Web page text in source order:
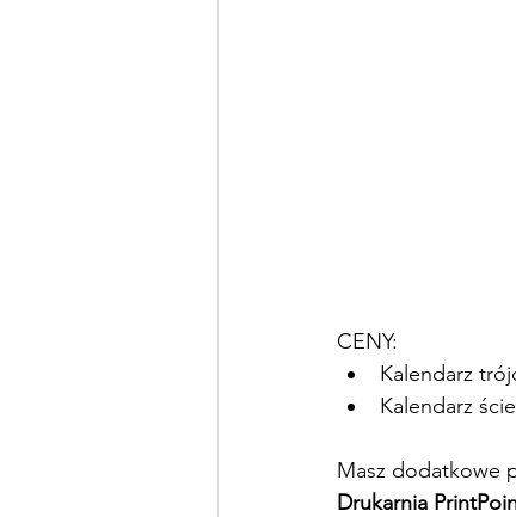
CENY:
Kalendarz
Kalendarz
Masz dodatkowe
Drukarnia